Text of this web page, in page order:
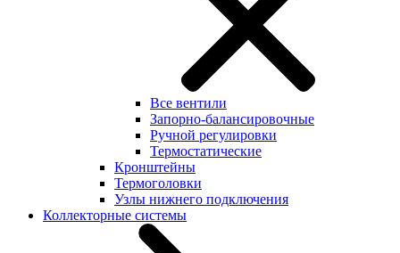
Все вентили
Запорно-балансировочные
Ручной регулировки
Термостатические
Кронштейны
Термоголовки
Узлы нижнего подключения
Коллекторные системы